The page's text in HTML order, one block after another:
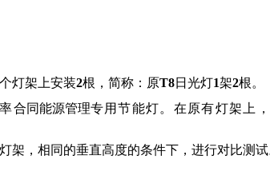
个灯架上安装2根，简称：原T8日光灯1架2根。
合同能源管理专用节能灯。在原有灯架上
架，相同的垂直高度的条件下，进行对比测试